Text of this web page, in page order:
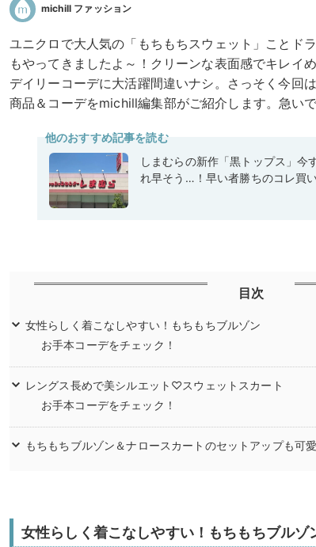
michill ファッション
ユニクロで大人気の「もちもちスウェット」ことド
もやってきましたよ～！クリーンな表面感でキレイ
デイリーコーデに大活躍間違いナシ。さっそく今回
商品＆コーデをmichill編集部がご紹介します。急い
他のおすすめ記事を読む
しまむらの新作「黒トップス」今
れ早そう…！早い者勝ちのコレ買
目次
女性らしく着こなしやすい！もちもちブルゾン
お手本コーデをチェック！
レングス長めで美シルエット♡スウェットスカート
お手本コーデをチェック！
もちもちブルゾン＆ナロースカートのセットアップも可愛
女性らしく着こなしやすい！もちもちブルゾ